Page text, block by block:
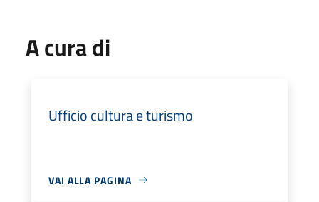
A cura di
Ufficio cultura e turismo
VAI ALLA PAGINA